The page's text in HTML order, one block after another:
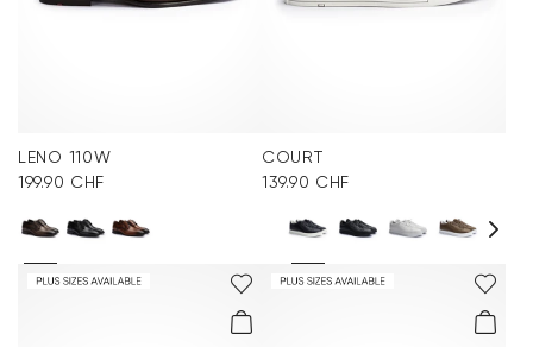
LENO 110W
199.90 CHF
COURT
139.90 CHF